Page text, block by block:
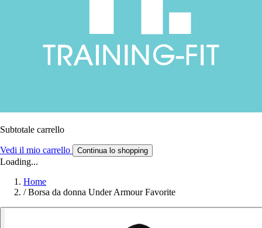
Subtotale carrello
Vedi il mio carrello Continua lo shopping
Loading...
Home
/ Borsa da donna Under Armour Favorite